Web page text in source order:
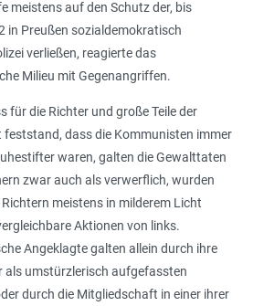
meistens auf den Schutz der, bis
in Preußen sozialdemokratisch
verließen, reagierte das
Milieu mit Gegenangriffen.
für die Richter und große Teile der
dass die Kommunisten immer
waren, galten die Gewalttaten
zwar auch als verwerflich, wurden
meistens in milderem Licht
Aktionen von links.
Angeklagte galten allein durch ihre
als umstürzlerisch aufgefassten
durch die Mitgliedschaft in einer ihrer